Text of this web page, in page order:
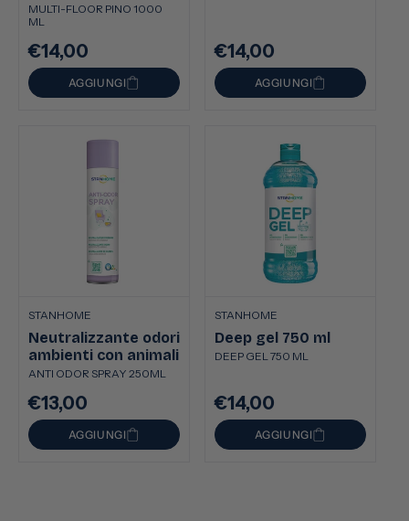
MULTI-FLOOR PINO 1000
ML
Prezzo
di
listino
€14,00
AGGIUNGI
Prezzo
di
listino
€14,00
AGGIUNGI
STANHOME
Neutralizzante odori
ambienti con animali
ANTI ODOR SPRAY 250ML
Prezzo
di
listino
€13,00
AGGIUNGI
STANHOME
Deep gel 750 ml
DEEP GEL 750 ML
Prezzo
di
listino
€14,00
AGGIUNGI